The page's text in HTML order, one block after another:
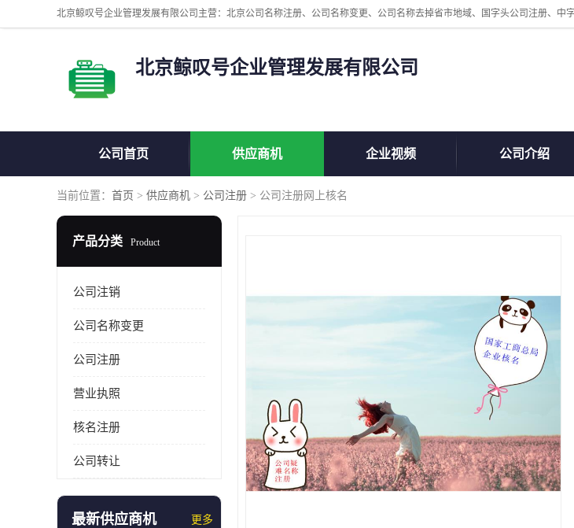
北京鲸叹号企业管理发展有限公司
公司首页 供应商机 企业视频 公司介绍
当前位置： 首页 > 供应商机 > 公司注册 > 公司注册网上核名
产品分类 Product
公司注销
公司名称变更
公司注册
营业执照
核名注册
公司转让
最新供应商机 更多